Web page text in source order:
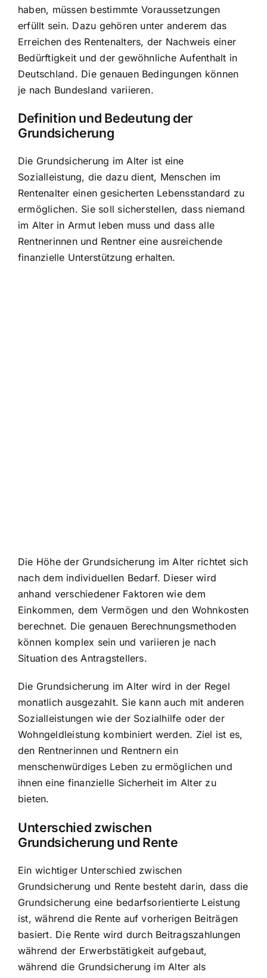
haben, müssen bestimmte Voraussetzungen
erfüllt sein. Dazu gehören unter anderem das
Erreichen des Rentenalters, der Nachweis einer
Bedürftigkeit und der gewöhnliche Aufenthalt in
Deutschland. Die genauen Bedingungen können
je nach Bundesland variieren.
Definition und Bedeutung der
Grundsicherung
Die Grundsicherung im Alter ist eine
Sozialleistung, die dazu dient, Menschen im
Rentenalter einen gesicherten Lebensstandard zu
ermöglichen. Sie soll sicherstellen, dass niemand
im Alter in Armut leben muss und dass alle
Rentnerinnen und Rentner eine ausreichende
finanzielle Unterstützung erhalten.
Die Höhe der Grundsicherung im Alter richtet sich
nach dem individuellen Bedarf. Dieser wird
anhand verschiedener Faktoren wie dem
Einkommen, dem Vermögen und den Wohnkosten
berechnet. Die genauen Berechnungsmethoden
können komplex sein und variieren je nach
Situation des Antragstellers.
Die Grundsicherung im Alter wird in der Regel
monatlich ausgezahlt. Sie kann auch mit anderen
Sozialleistungen wie der Sozialhilfe oder der
Wohngeldleistung kombiniert werden. Ziel ist es,
den Rentnerinnen und Rentnern ein
menschenwürdiges Leben zu ermöglichen und
ihnen eine finanzielle Sicherheit im Alter zu
bieten.
Unterschied zwischen
Grundsicherung und Rente
Ein wichtiger Unterschied zwischen
Grundsicherung und Rente besteht darin, dass die
Grundsicherung eine bedarfsorientierte Leistung
ist, während die Rente auf vorherigen Beiträgen
basiert. Die Rente wird durch Beitragszahlungen
während der Erwerbstätigkeit aufgebaut,
während die Grundsicherung im Alter als